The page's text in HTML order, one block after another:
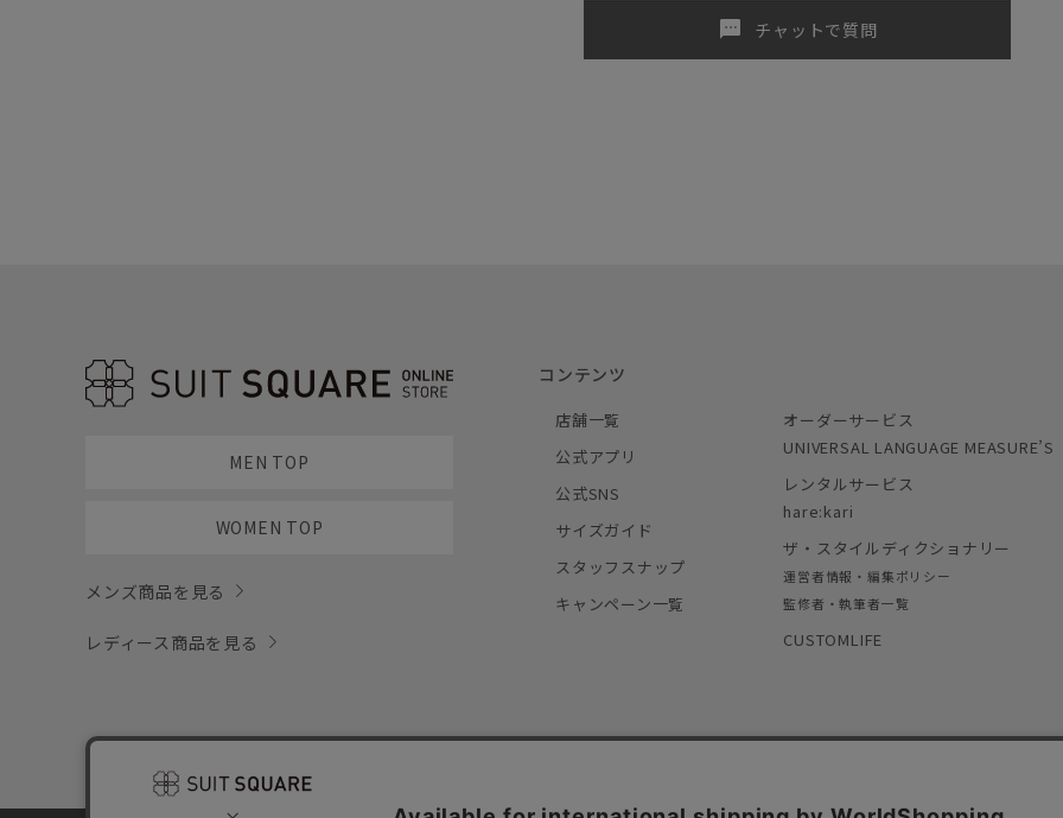
sms チャットで質問
MEN TOP
WOMEN TOP
メンズ商品を見る
レディース商品を見る
コンテンツ
店舗一覧
公式アプリ
公式SNS
サイズガイド
スタッフスナップ
キャンペーン一覧
オーダーサービス
UNIVERSAL LANGUAGE MEASURE’S
レンタルサービス
hare:kari
ザ・スタイルディクショナリー
運営者情報・編集ポリシー
監修者・執筆者一覧
CUSTOMLIFE